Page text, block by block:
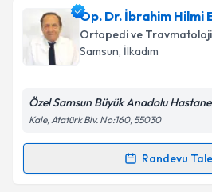
E-posta Adresiniz
Kişisel verilerimin
Metni'ni okudum ve kişisel
Op. Dr. İbrahim Hilmi
Ortopedi ve Travmatoloji
Samsun, İlkadım
Özel Samsun Büyük Anadolu
Kale, Atatürk Blv. No:160, 55030
Randevu
Randevu Takvimi Talebi